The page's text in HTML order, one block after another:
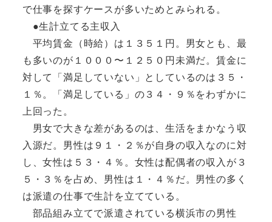
で仕事を探すケースが多いためとみられる。
●生計立てる主収入
平均賃金（時給）は１３５１円。男女とも、最
も多いのが１０００〜１２５０円未満だ。賃金に
対して「満足していない」としているのは３５・
１％。「満足している」の３４・９％をわずかに
上回った。
男女で大きな差があるのは、生活をまかなう収
入源だ。男性は９１・２％が自身の収入なのに対
し、女性は５３・４％。女性は配偶者の収入が３
５・３％を占め、男性は１・４％だ。男性の多く
は派遣の仕事で生計を立てている。
部品組み立てで派遣されている横浜市の男性